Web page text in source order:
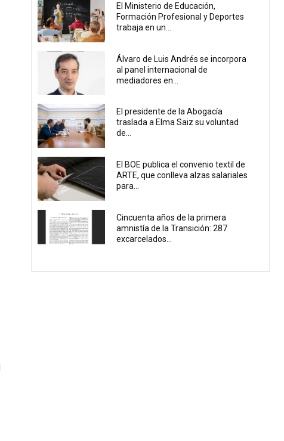
El Ministerio de Educación,
Formación Profesional y Deportes
trabaja en un...
Álvaro de Luis Andrés se incorpora
al panel internacional de
mediadores en...
El presidente de la Abogacía
traslada a Elma Saiz su voluntad
de...
El BOE publica el convenio textil de
ARTE, que conlleva alzas salariales
para...
Cincuenta años de la primera
amnistía de la Transición: 287
excarcelados...